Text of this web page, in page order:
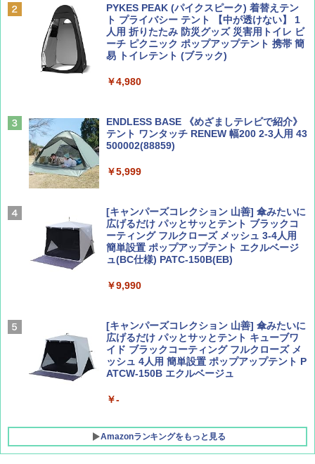
￥713
AIRLINE（エアライン）2026年9月号【特
集】ボーイング110周年を祝して！
￥1,760
￥2,695
球の歩き方A ヨーロッパ
A26 地球の歩き方 チェコ ポーランド スロヴ
ァキア 2026～2027 地球の歩き方A ヨーロッ
PYKES PEAK (パイクスピーク) 着替えテン
ト プライバシー テント 【中が透けない】 1
人用 折りたたみ 防災グッズ 災害用トイレ ビ
ーチ ピクニック ポップアップテント 携帯 簡
易 トイレテント (ブラック)
￥4,980
ENDLESS BASE 《めざましテレビで紹介》
テント ワンタッチ RENEW 幅200 2-3人用 43
500002(88859)
￥5,999
[キャンパーズコレクション 山善] 傘みたいに
広げるだけ パッとサッとテント ブラックコ
ーティング フルクローズ メッシュ 3-4人用
簡単設置 ポップアップテント エクルベージ
ュ(BC仕様) PATC-150B(EB)
￥9,990
[キャンパーズコレクション 山善] 傘みたいに
広げるだけ パッとサッとテント キューブワ
イド ブラックコーティング フルクローズ メ
ッシュ 4人用 簡単設置 ポップアップテント P
ATCW-150B エクルベージュ
￥-
Amazonランキングをもっと見る